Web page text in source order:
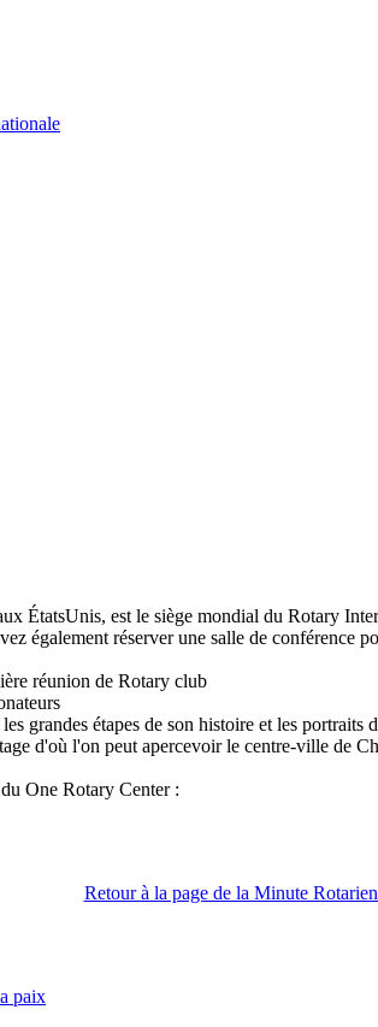
ÉtatsUnis, est le siège mondial du Rotary
également réserver une salle de conférence
réunion de Rotary club
grandes étapes de son histoire et les portraits
d'où l'on peut apercevoir le centre-ville de
One Rotary Center :
Retour à la page de la Minute
paix